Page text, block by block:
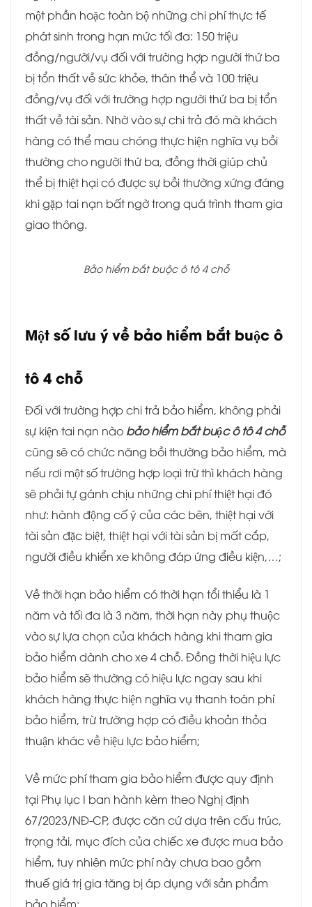
một phần hoặc toàn bộ những chi phí thực tế
phát sinh trong hạn mức tối đa: 150 triệu
đồng/người/vụ đối với trường hợp người thứ ba
bị tổn thất về sức khỏe, thân thể và 100 triệu
đồng/vụ đối với trường hợp người thứ ba bị tổn
thất về tài sản. Nhờ vào sự chi trả đó mà khách
hàng có thể mau chóng thực hiện nghĩa vụ bồi
thường cho người thứ ba, đồng thời giúp chủ
thể bị thiệt hại có được sự bồi thường xứng đáng
khi gặp tai nạn bất ngờ trong quá trình tham gia
giao thông.
Bảo hiểm bắt buộc ô tô 4 chỗ
Một số lưu ý về bảo hiểm bắt buộc ô
tô 4 chỗ
Đối với trường hợp chi trả bảo hiểm, không phải
sự kiện tai nạn nào bảo hiểm bắt buộc ô tô 4 chỗ
cũng sẽ có chức năng bồi thường bảo hiểm, mà
nếu rơi một số trường hợp loại trừ thì khách hàng
sẽ phải tự gánh chịu những chi phí thiệt hại đó
như: hành động cố ý của các bên, thiệt hại với
tài sản đặc biệt, thiệt hại với tài sản bị mất cắp,
người điều khiển xe không đáp ứng điều kiện,…;
Về thời hạn bảo hiểm có thời hạn tổi thiểu là 1
năm và tối đa là 3 năm, thời hạn này phụ thuộc
vào sự lựa chọn của khách hàng khi tham gia
bảo hiểm dành cho xe 4 chỗ. Đồng thời hiệu lực
bảo hiểm sẽ thường có hiệu lực ngay sau khi
khách hàng thực hiện nghĩa vụ thanh toán phí
bảo hiểm, trừ trường hợp có điều khoản thỏa
thuận khác về hiệu lực bảo hiểm;
Về mức phí tham gia bảo hiểm được quy định
tại Phụ lục I ban hành kèm theo Nghị định
67/2023/NĐ-CP, được căn cứ dựa trên cấu trúc,
trọng tải, mục đích của chiếc xe được mua bảo
hiểm, tuy nhiên mức phí này chưa bao gồm
thuế giá trị gia tăng bị áp dụng với sản phẩm
bảo hiểm;